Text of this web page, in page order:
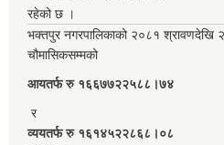
रहेको छ ।
भक्तपुर नगरपालिकाको २०८१ श्रावणदेखि
चौमासिकसम्मको
आयतर्फ रु‌ १६६७७२२५८८।७४
र
व्ययतर्फ रु १६१४५२२८६८।०८